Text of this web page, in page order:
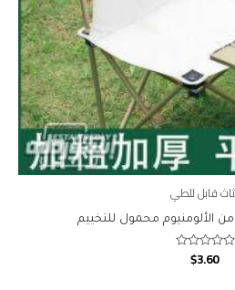
قابل للطي
الألومنيوم محمول للتخييم
Rated
$3.60